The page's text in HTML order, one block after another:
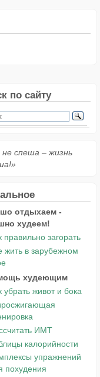
по сайту
спеша – жизнь
отдыхаем -
худеем!
правильно загорать
жить в зарубежном
худеющим
убрать живот и бока
ИМТ
калорийности
упражнений
похудения